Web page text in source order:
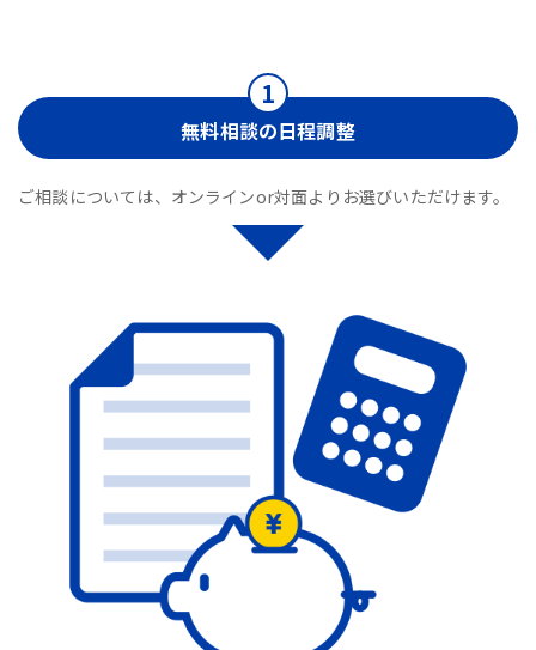
無料相談の日程調整
ご相談については、オンラインor対面よりお選びいただけます。